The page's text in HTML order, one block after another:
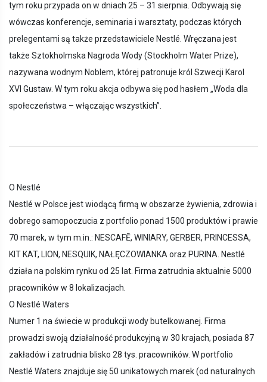
tym roku przypada on w dniach 25 – 31 sierpnia. Odbywają się
wówczas konferencje, seminaria i warsztaty, podczas których
prelegentami są także przedstawiciele Nestlé. Wręczana jest
także Sztokholmska Nagroda Wody (Stockholm Water Prize),
nazywana wodnym Noblem, której patronuje król Szwecji Karol
XVI Gustaw. W tym roku akcja odbywa się pod hasłem „Woda dla
społeczeństwa – włączając wszystkich”.
O Nestlé
Nestlé w Polsce jest wiodącą firmą w obszarze żywienia, zdrowia i
dobrego samopoczucia z portfolio ponad 1500 produktów i prawie
70 marek, w tym m.in.: NESCAFĒ, WINIARY, GERBER, PRINCESSA,
KIT KAT, LION, NESQUIK, NAŁĘCZOWIANKA oraz PURINA. Nestlé
działa na polskim rynku od 25 lat. Firma zatrudnia aktualnie 5000
pracowników w 8 lokalizacjach.
O Nestlé Waters
Numer 1 na świecie w produkcji wody butelkowanej. Firma
prowadzi swoją działalność produkcyjną w 30 krajach, posiada 87
zakładów i zatrudnia blisko 28 tys. pracowników. W portfolio
Nestlé Waters znajduje się 50 unikatowych marek (od naturalnych